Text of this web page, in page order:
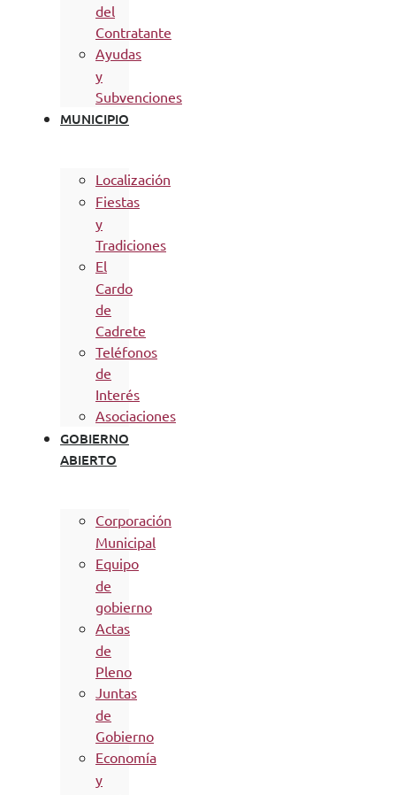
del
Contratante
Ayudas
y
Subvenciones
MUNICIPIO
Localización
Fiestas
y
Tradiciones
El
Cardo
de
Cadrete
Teléfonos
de
Interés
Asociaciones
GOBIERNO
ABIERTO
Corporación
Municipal
Equipo
de
gobierno
Actas
de
Pleno
Juntas
de
Gobierno
Economía
y